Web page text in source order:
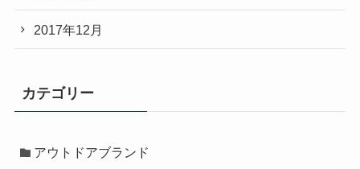
2017年12月
カテゴリー
アウトドアブランド